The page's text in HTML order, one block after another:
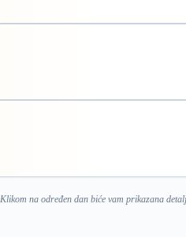
Klikom na određen dan biće vam prikazana